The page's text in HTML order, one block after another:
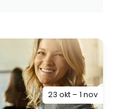
23 okt – 1 nov